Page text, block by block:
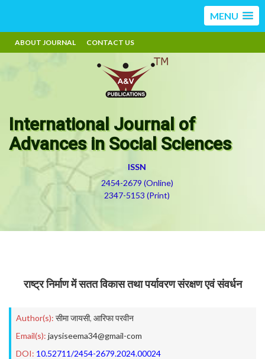
MENU
ABOUT JOURNAL CONTACT US
International Journal of
Advances in Social Sciences
ISSN
2454-2679 (Online)
2347-5153 (Print)
राष्ट्र निर्माण में सतत विकास तथा पर्यावरण संरक्षण एवं संवर्धन
Author(s): सीमा जायसी, आरिफा परवीन
Email(s): jaysiseema34@gmail-com
DOI: 10.52711/2454-2679.2024.00024